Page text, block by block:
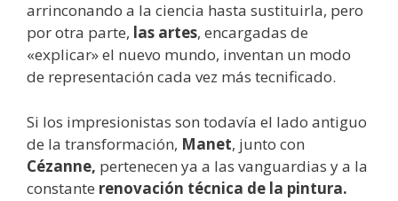
arrinconando a la ciencia hasta sustituirla, pero
por otra parte, las artes, encargadas de
«explicar» el nuevo mundo, inventan un modo
de representación cada vez más tecnificado.
Si los impresionistas son todavía el lado antiguo
de la transformación, Manet, junto con
Cézanne, pertenecen ya a las vanguardias y a la
constante renovación técnica de la pintura.